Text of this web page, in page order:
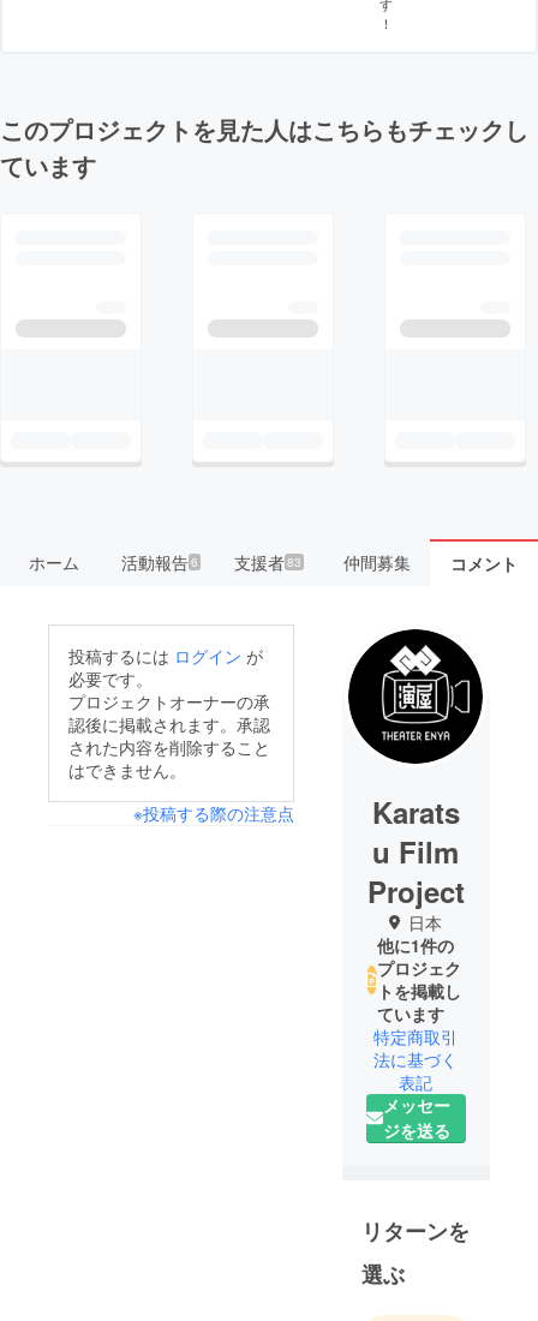
す
！
このプロジェクトを見た人はこちらもチェックし
ています
ホーム 活動報告6 支援者83 仲間募集 コメント
投稿するには ログイン が
必要です。
プロジェクトオーナーの承
認後に掲載されます。承認
された内容を削除すること
はできません。
※投稿する際の注意点
Karats
u Film
Project
日本
他に1件の
プロジェク
トを掲載し
ています
特定商取引
法に基づく
表記
メッセー
ジを送る
リターンを
選ぶ